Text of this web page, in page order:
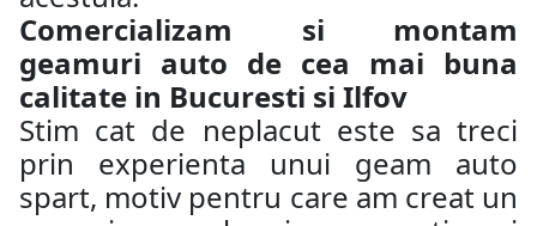
Comercializam si montam
geamuri auto de cea mai buna
calitate in Bucuresti si Ilfov
Stim cat de neplacut este sa treci
prin experienta unui geam auto
spart, motiv pentru care am creat un